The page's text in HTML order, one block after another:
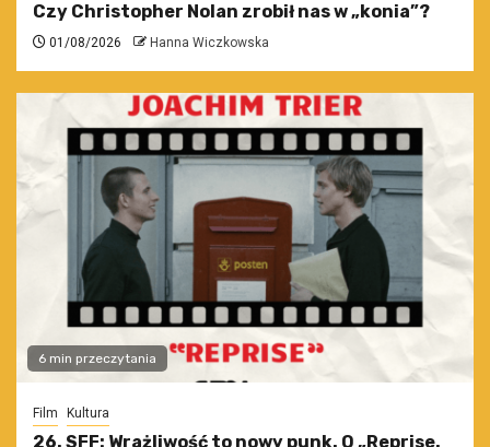
Czy Christopher Nolan zrobił nas w „konia”?
01/08/2026 Hanna Wiczkowska
6 min przeczytania
Film Kultura
26. SFF: Wrażliwość to nowy punk. O „Reprise.